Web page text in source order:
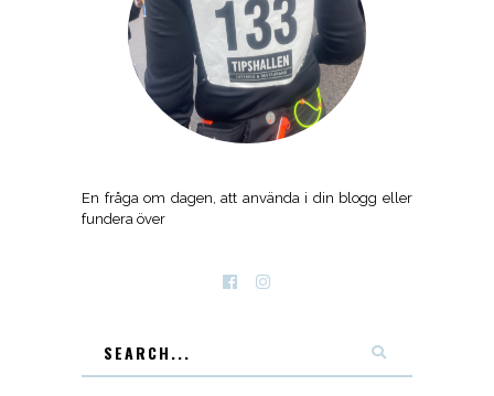
En fråga om dagen, att använda i din blogg eller
fundera över